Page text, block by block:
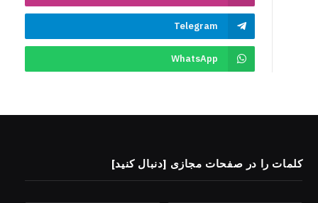
Telegram
WhatsApp
کلمات را در صفحات مجازی [دنبال کنید]